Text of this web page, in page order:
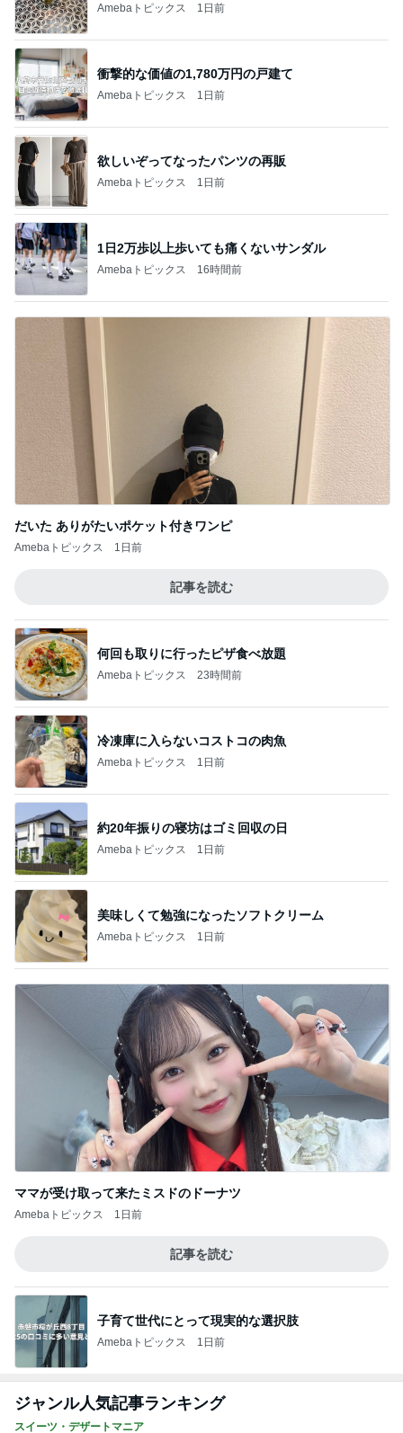
Amebaトピックス 1日前
衝撃的な価値の1,780万円の戸建て
Amebaトピックス 1日前
欲しいぞってなったパンツの再販
Amebaトピックス 1日前
1日2万歩以上歩いても痛くないサンダル
Amebaトピックス 16時間前
だいた ありがたいポケット付きワンピ
Amebaトピックス 1日前
記事を読む
何回も取りに行ったピザ食べ放題
Amebaトピックス 23時間前
冷凍庫に入らないコストコの肉魚
Amebaトピックス 1日前
約20年振りの寝坊はゴミ回収の日
Amebaトピックス 1日前
美味しくて勉強になったソフトクリーム
Amebaトピックス 1日前
ママが受け取って来たミスドのドーナツ
Amebaトピックス 1日前
記事を読む
子育て世代にとって現実的な選択肢
Amebaトピックス 1日前
ジャンル人気記事ランキング
スイーツ・デザートマニア